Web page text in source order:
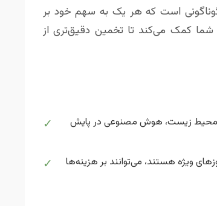
است که هر یک به سهم خود بر
شما کمک می‌کند تا تخمین دقیق‌تری از
✓
محیط زیست، هوش مصنوعی در پایش
✓
ویژه هستند، می‌توانند بر هزینه‌ها